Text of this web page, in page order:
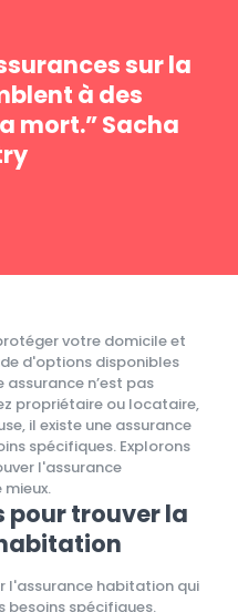
sur la
à des
mort.” Sacha
votre domicile et
d'options disponibles
n’est pas
propriétaire ou locataire,
il existe une assurance
spécifiques. Explorons
l'assurance
pour trouver la
l'assurance habitation qui
besoins spécifiques.